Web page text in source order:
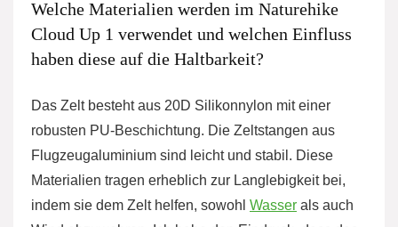
Welche Materialien werden im Naturehike
Cloud Up 1 verwendet und welchen Einfluss
haben diese auf die Haltbarkeit?
Das Zelt besteht aus 20D Silikonnylon mit einer
robusten PU-Beschichtung. Die Zeltstangen aus
Flugzeugaluminium sind leicht und stabil. Diese
Materialien tragen erheblich zur Langlebigkeit bei,
indem sie dem Zelt helfen, sowohl Wasser als auch